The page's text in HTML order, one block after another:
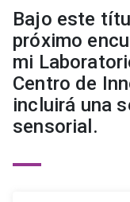
Bajo este
próximo
mi
Centro de
incluirá una
sensorial.